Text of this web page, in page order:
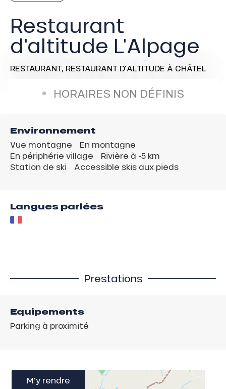
Restaurant
d'altitude L'Alpage
RESTAURANT, RESTAURANT D'ALTITUDE À CHÂTEL
HORAIRES NON DÉFINIS
Environnement
Vue montagne
En montagne
En périphérie village
Rivière à -5 km
Station de ski
Accessible skis aux pieds
Langues parlées
Prestations
Equipements
Parking à proximité
M'y rendre